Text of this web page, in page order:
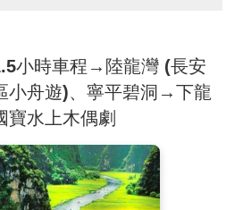
還劍湖旁，在11世紀李王朝的
榮發展，師傅們依照職業別而
為36街。這地區原本是河和其
的河道交錯，在雨季時河水暴
流轉，滄海變桑田，河道被馬
變，這地區現在已有76條街，
稱。在此千年歷史的舊街區內
紀內進行的商品買賣活動至今
小時車程→陸龍灣 (長安
小舟遊)、寧平碧洞→下龍
水上木偶劇